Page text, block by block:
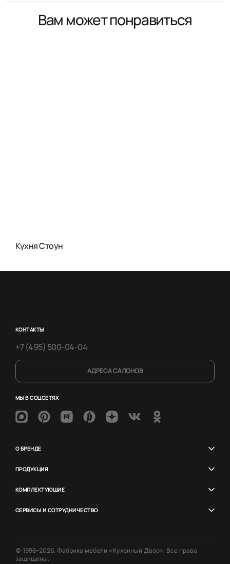
Вам может понравиться
Кухня Стоун
КОНТАКТЫ
+7 (495) 500-04-04
АДРЕСА САЛОНОВ
МЫ В СОЦСЕТЯХ
О БРЕНДЕ
ПРОДУКЦИЯ
КОМПЛЕКТУЮЩИЕ
СЕРВИСЫ И СОТРУДНИЧЕСТВО
© 1996–2026. Фабрика мебели «Кухонный Двор». Все права
защищены.